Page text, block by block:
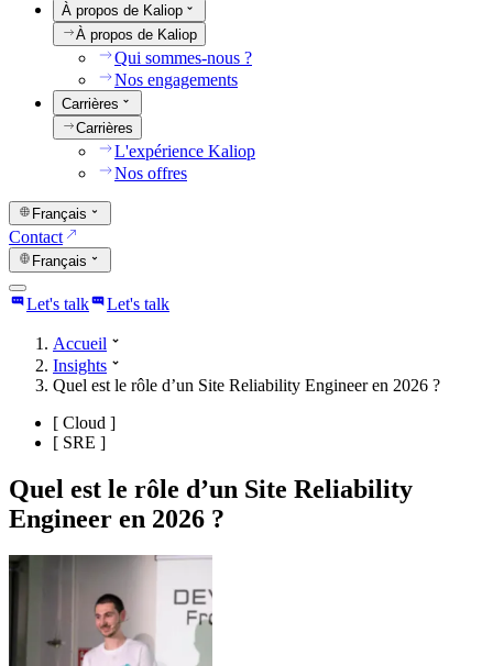
À propos de Kaliop
À propos de Kaliop
Qui sommes-nous ?
Nos engagements
Carrières
Carrières
L'expérience Kaliop
Nos offres
Français
Contact
Français
Let's talk Let's talk
Accueil
Insights
Quel est le rôle d’un Site Reliability Engineer en 2026 ?
[ Cloud ]
[ SRE ]
Quel est le rôle d’un Site Reliability
Engineer en 2026 ?